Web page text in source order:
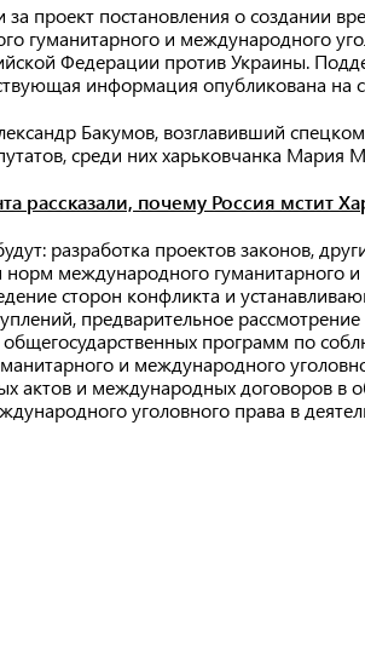
проект постановления о создании
гуманитарного и международного
Федерации против Украины.
информация опубликована на
Бакумов, возглавивший
среди них харьковчанка Мария
рассказали, почему Россия мстит
разработка проектов законов,
международного гуманитарного
сторон конфликта и
предварительное рассмотрение
программ по
и международного
актов и международных договоров в
уголовного права в